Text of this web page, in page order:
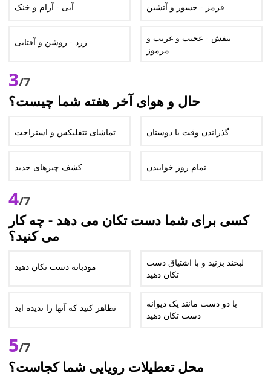
آبی - آرام و خنک قرمز - جسور و آتشین
زرد - روشن و آفتابی
بنفش - عجیب و غریب و
مرموز
3/7
حال و هوای آخر هفته شما چیست؟
تماشای نتفلیکس و استراحت گذراندن وقت با دوستان
کشف چیزهای جدید تمام روز خوابیدن
4/7
کسی برای شما دست تکان می دهد - چه کار
می کنید؟
مودبانه دست تکان دهید
لبخند بزنید و با اشتیاق دست
تکان دهید
تظاهر کنید که آنها را ندیده اید
با دو دست مانند یک دیوانه
دست تکان دهید
5/7
محل تعطیلات رویایی شما کجاست؟